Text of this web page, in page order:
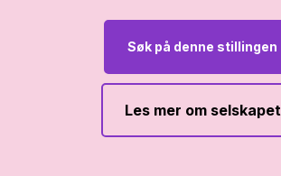
Søk på denne stillingen
Les mer om selskapet